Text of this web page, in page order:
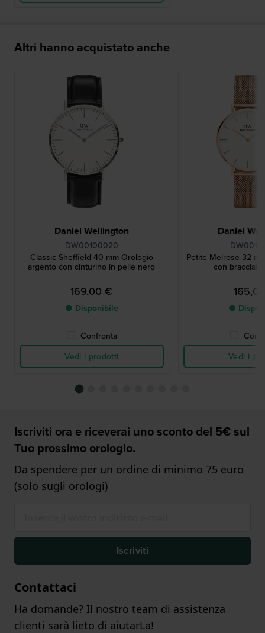
Altri hanno acquistato anche
Daniel Wellington
DW00100020
Classic Sheffield 40 mm Orologio
argento con cinturino in pelle nero
169,00 €
● Disponibile
Confronta
Vedi i prodotti
Daniel
Petite Melrose 32
con bracciale
●
Vedi i
Iscriviti ora e riceverai uno sconto del 5€ sul
Tuo prossimo orologio.
Da spendere per un ordine di minimo 75 euro
(solo sugli orologi)
Iscriviti
Contattaci
Ha domande? Il nostro team di assistenza
clienti sarà lieto di aiutarLa!